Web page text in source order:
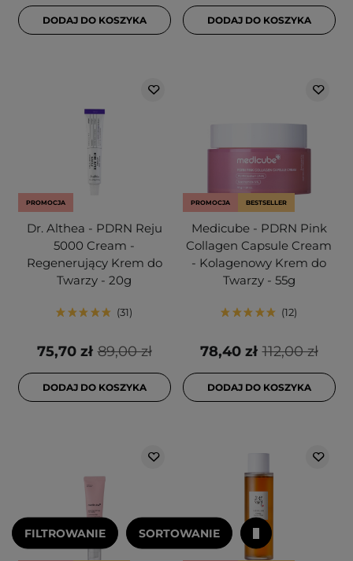
DODAJ DO KOSZYKA DODAJ DO KOSZYKA
PROMOCJA
Dr. Althea - PDRN Reju
5000 Cream -
Regenerujący Krem do
Twarzy - 20g
31
89,00 zł
75,70 zł
DODAJ DO KOSZYKA
PROMOCJA BESTSELLER
Medicube - PDRN Pink
Collagen Capsule Cream
- Kolagenowy Krem do
Twarzy - 55g
12
112,00 zł
78,40 zł
DODAJ DO KOSZYKA
FILTROWANIE SORTOWANIE